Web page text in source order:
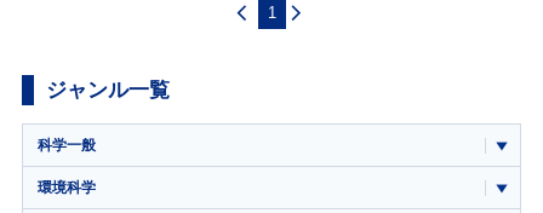
1
ジャンル一覧
科学一般
環境科学